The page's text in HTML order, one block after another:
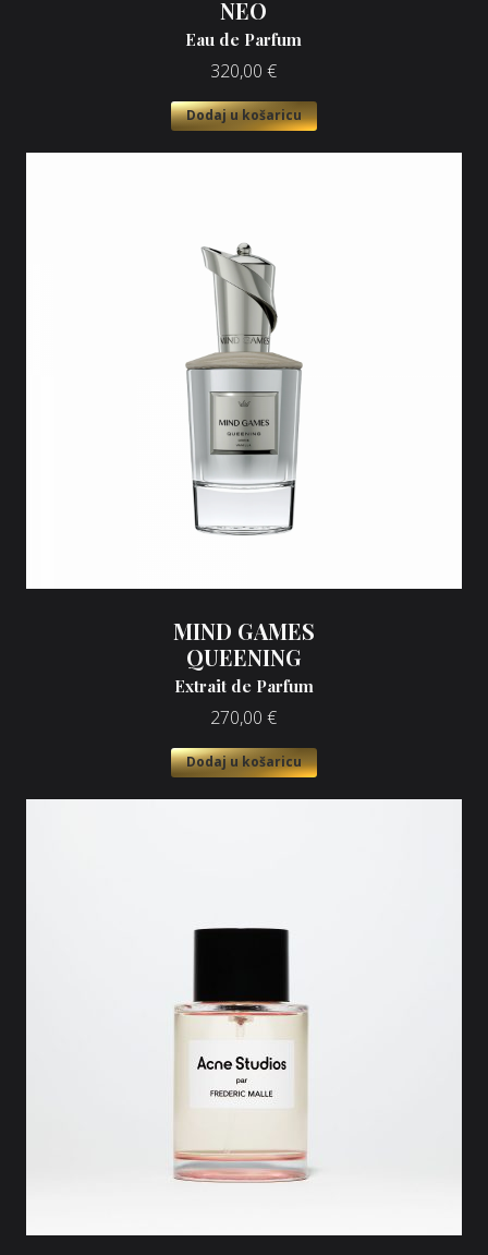
NEO
Eau de Parfum
320,00 €
Dodaj u košaricu
MIND GAMES
QUEENING
Extrait de Parfum
270,00 €
Dodaj u košaricu